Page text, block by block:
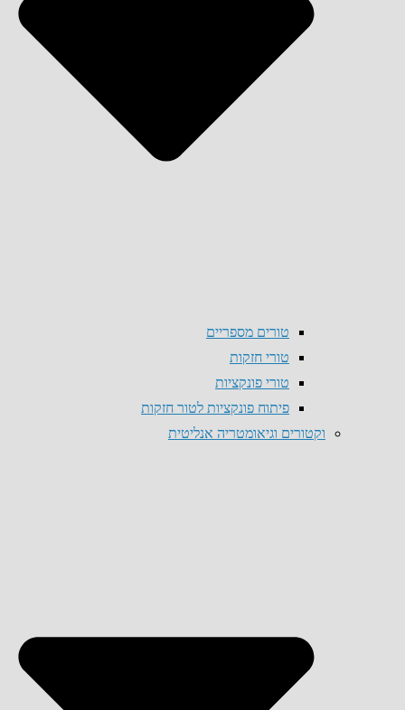
טורים מספריים
טורי חזקות
טורי פונקציות
פיתוח פונקציות לטור חזקות
וקטורים וגיאומטריה אנליטית